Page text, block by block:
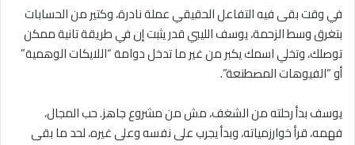
في وقت بقى فيه التفاعل الحقيقي عملة نادرة، وكتير من الحسابات
بتغرق وسط الزحمة، يوسف الليبي قدر يثبت إن في طريقة تانية ممكن
توصلك، وتخلي اسمك يكبر من غير ما تدخل دوامة “اللايكات الوهمية”
أو “الفيوهات المصطنعة”.
يوسف بدأ رحلته من الشغف، مش من مشروع جاهز. حب المجال،
فهمه، قرأ خوارزمياته، وبدأ يجرب على نفسه وعلى غيره، لحد ما بقى